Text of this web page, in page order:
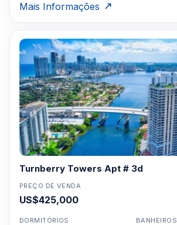
Mais Informações
Turnberry Towers Apt # 3d
PREÇO DE VENDA
US$425,000
DORMITÓRIOS BANHEIROS